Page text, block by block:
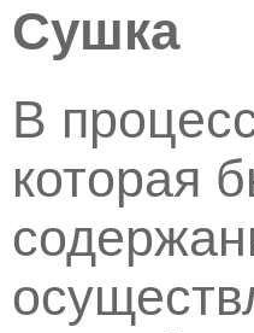
Сушка
В
которая